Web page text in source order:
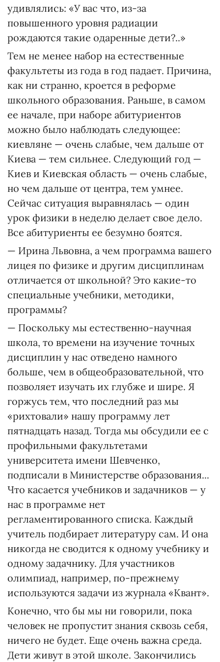
удивлялись: «У вас что, из-за
повышенного уровня радиации
рождаются такие одаренные дети?..»
Тем не менее набор на естественные
факультеты из года в год падает. Причина,
как ни странно, кроется в реформе
школьного образования. Раньше, в самом
ее начале, при наборе абитуриентов
можно было наблюдать следующее:
киевляне — очень слабые, чем дальше от
Киева — тем сильнее. Следующий год —
Киев и Киевская область — очень слабые,
но чем дальше от центра, тем умнее.
Сейчас ситуация выравнялась — один
урок физики в неделю делает свое дело.
Все абитуриенты ее безумно боятся.
— Ирина Львовна, а чем программа вашего
лицея по физике и другим дисциплинам
отличается от школьной? Это какие-то
специальные учебники, методики,
программы?
— Поскольку мы естественно-научная
школа, то времени на изучение точных
дисциплин у нас отведено намного
больше, чем в общеобразовательной, что
позволяет изучать их глубже и шире. Я
горжусь тем, что последний раз мы
«рихтовали» нашу программу лет
пятнадцать назад. Тогда мы обсудили ее с
профильными факультетами
университета имени Шевченко,
подписали в Министерстве образования...
Что касается учебников и задачников — у
нас в программе нет
регламентированного списка. Каждый
учитель подбирает литературу сам. И она
никогда не сводится к одному учебнику и
одному задачнику. Для участников
олимпиад, например, по-прежнему
используются задачи из журнала «Квант».
Конечно, что бы мы ни говорили, пока
человек не пропустит знания сквозь себя,
ничего не будет. Еще очень важна среда.
Дети живут в этой школе. Закончились